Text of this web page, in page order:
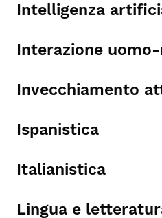
Intelligenza
Interazione
Invecchiamento
Ispanistica
Italianistica
Lingua e